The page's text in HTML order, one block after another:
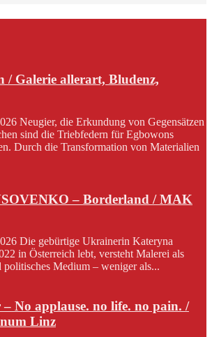
/ Galerie allerart, Bludenz,
Neugier, die Erkundung von Gegensätzen
sind die Triebfedern für Egbowons
Durch die Transformation von Materialien
– Borderland / MAK
Die gebürtige Ukrainerin Kateryna
in Österreich lebt, versteht Malerei als
Medium – weniger als...
No applause. no life. no pain. /
Linz